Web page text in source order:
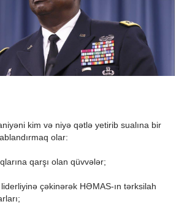
kim və niyə qətlə yetirib sualına bir
olar:
qarşı olan qüvvələr;
çəkinərək HƏMAS-ın tərksilah